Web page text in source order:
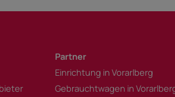
Partner
Einrichtung in Vorarlberg
Gebrauchtwagen in